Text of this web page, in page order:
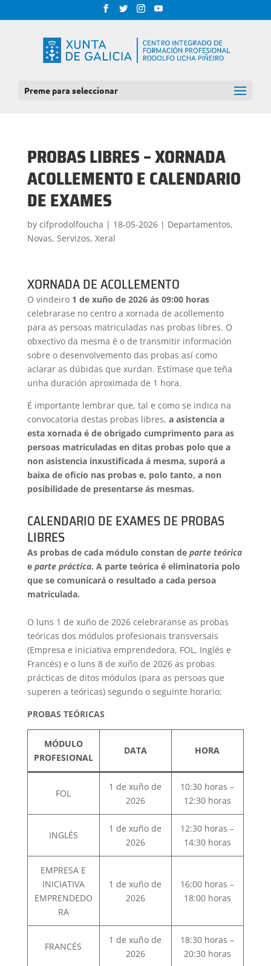
Preme para seleccionar
PROBAS LIBRES – XORNADA
ACOLLEMENTO E CALENDARIO
DE EXAMES
by cifprodolfoucha | 18-05-2026| Departamentos,
Novas, Servizos, Xeral
XORNADA DE ACOLLEMENTO
O vindeiro 1 de xuño de 2026 ás 09:00 horas
celebrarase no centro a xornada de acollemento
para as persoas matriculadas nas probas libres. O
obxectivo da mesma é o de transmitir información
sobre o desenvolvemento das probas así como
aclarar as dúbidas que xurdan. Estímase que teña
unha duración aproximada de 1 hora.
É importante lembrar que, tal e como se indica na
convocatoria destas probas libres, a asistencia a
esta xornada é de obrigado cumprimento para as
persoas matriculadas en ditas probas polo que a
non asistencia inxustificada á mesma, suporá a
baixa de oficio nas probas e, polo tanto, a non
posibilidade de presentarse ás mesmas.
CALENDARIO DE EXAMES DE PROBAS
LIBRES
As probas de cada módulo constan de parte teórica
e parte práctica. A parte teórica é eliminatoria polo
que se comunicará o resultado a cada persoa
matriculada.
O luns 1 de xuño de 2026 celebraranse as probas
teóricas dos módulos profesionais transversais
(Empresa e iniciativa emprendedora, FOL, Inglés e
Francés) e o luns 8 de xuño de 2026 as probas
prácticas de ditos módulos (para as persoas que
superen a teóricas) segundo o seguinte horario:
PROBAS TEÓRICAS
MÓDULO
PROFESIONAL
DATA HORA
FOL
1 de xuño de
2026
10:30 horas –
12:30 horas
INGLÉS
1 de xuño de
2026
12:30 horas –
14:30 horas
EMPRESA E
INICIATIVA
EMPRENDEDO
RA
1 de xuño de
2026
16:00 horas –
18:00 horas
FRANCÉS
1 de xuño de
2026
18:30 horas –
20:30 horas